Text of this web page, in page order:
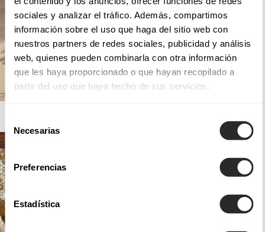
sociales y analizar el tráfico. Además, compartimos
información sobre el uso que haga del sitio web con
nuestros partners de redes sociales, publicidad y análisis
web, quienes pueden combinarla con otra información
que les haya proporcionado o que hayan recopilado a
partir del uso que haya hecho de sus servicios.
de
consentimiento
Necesarias
Preferencias
Estadística